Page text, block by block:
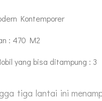
Kontemporer
: 470 M2
yang bisa ditampung : 3
tiga lantai ini